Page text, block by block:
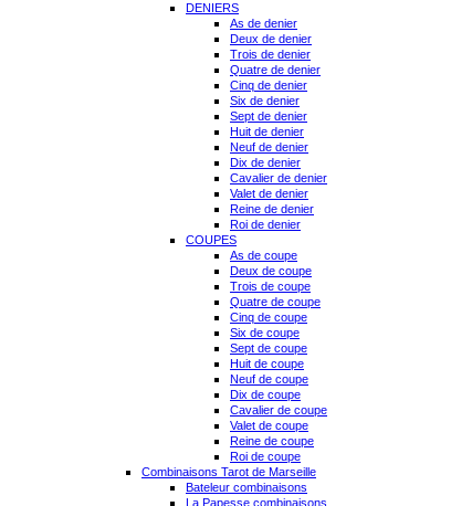
DENIERS
As de denier
Deux de denier
Trois de denier
Quatre de denier
Cinq de denier
Six de denier
Sept de denier
Huit de denier
Neuf de denier
Dix de denier
Cavalier de denier
Valet de denier
Reine de denier
Roi de denier
COUPES
As de coupe
Deux de coupe
Trois de coupe
Quatre de coupe
Cinq de coupe
Six de coupe
Sept de coupe
Huit de coupe
Neuf de coupe
Dix de coupe
Cavalier de coupe
Valet de coupe
Reine de coupe
Roi de coupe
Combinaisons Tarot de Marseille
Bateleur combinaisons
La Papesse combinaisons